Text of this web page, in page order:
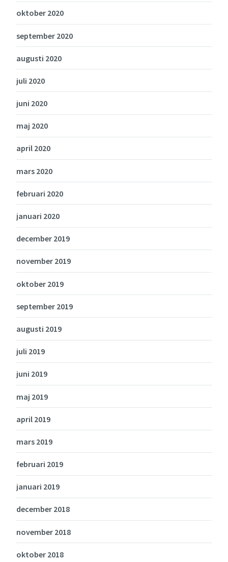
oktober 2020
september 2020
augusti 2020
juli 2020
juni 2020
maj 2020
april 2020
mars 2020
februari 2020
januari 2020
december 2019
november 2019
oktober 2019
september 2019
augusti 2019
juli 2019
juni 2019
maj 2019
april 2019
mars 2019
februari 2019
januari 2019
december 2018
november 2018
oktober 2018